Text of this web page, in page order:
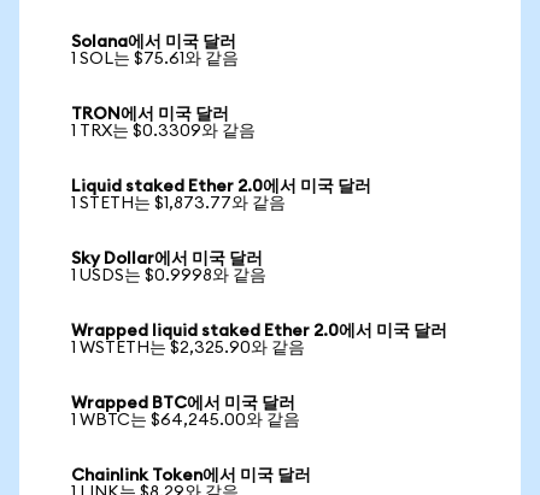
Solana에서 미국 달러
1 SOL는 $75.61와 같음
TRON에서 미국 달러
1 TRX는 $0.3309와 같음
Liquid staked Ether 2.0에서 미국 달러
1 STETH는 $1,873.77와 같음
Sky Dollar에서 미국 달러
1 USDS는 $0.9998와 같음
Wrapped liquid staked Ether 2.0에서 미국 달러
1 WSTETH는 $2,325.90와 같음
Wrapped BTC에서 미국 달러
1 WBTC는 $64,245.00와 같음
Chainlink Token에서 미국 달러